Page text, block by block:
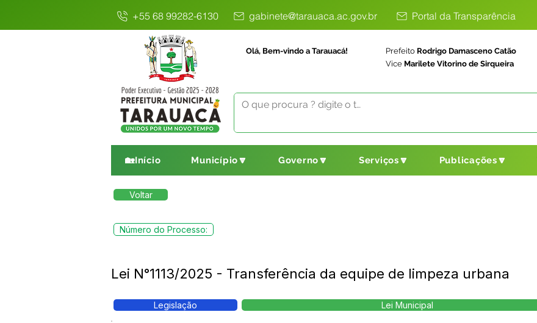
+55 68 99282-6130 gabinete@tarauaca.ac.gov.br Portal da Transparência
Olá, Bem-vindo a Tarauacá! Prefeito Rodrigo Damasceno Catão
Vice Marilete Vitorino de Sirqueira
🏡Início Município🔽 Governo🔽 Serviços🔽 Publicações🔽
Voltar
Número do Processo:
Lei N°1113/2025 - Transferência da equipe de limpeza urbana
Legislação Lei Municipal